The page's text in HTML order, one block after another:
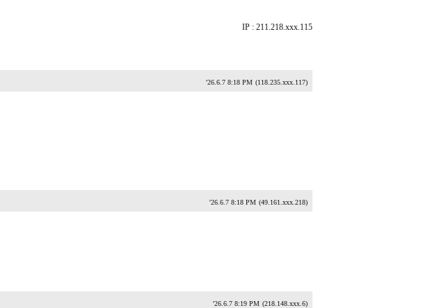
IP : 211.218.xxx.115
'26.6.7 8:18 PM (118.235.xxx.117)
'26.6.7 8:18 PM (49.161.xxx.218)
'26.6.7 8:19 PM (218.148.xxx.6)